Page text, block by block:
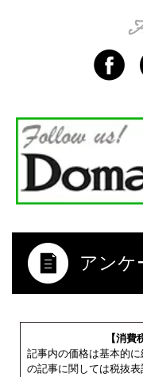
アンケ
【消費
記事内の価格は基本的
の記事に関しては税抜表